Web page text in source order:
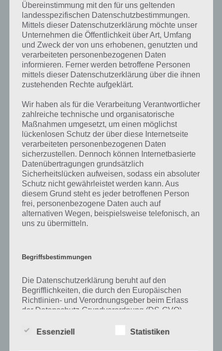
Kurze Begriffserklärung zur Lösung
Kamin
Kamin ist die Lösung für das tägliche Rätsel am 17.12.2020 in 4 Bilder
1 Wort, doch welche Bedeutung hat dieses eigentlich und was gibt es
bestimmten Lösungen präsentieren wir daher auch immer eine
kurze Begriffserklärung!
Zu Kamin haben wir zunächst keine weiteren Informationen parat!
Auf WhatsApp teilen Teilen auf Facebook
Tweet auf Twitter
Mehr Artikel hier auf Touchportal
Übereinstimmung mit den für uns geltenden
landesspezifischen Datenschutzbestimmungen.
Mittels dieser Datenschutzerklärung möchte unser
Unternehmen die Öffentlichkeit über Art, Umfang
und Zweck der von uns erhobenen, genutzten und
verarbeiteten personenbezogenen Daten
informieren. Ferner werden betroffene Personen
mittels dieser Datenschutzerklärung über die ihnen
zustehenden Rechte aufgeklärt.
Wir haben als für die Verarbeitung Verantwortlicher
zahlreiche technische und organisatorische
Maßnahmen umgesetzt, um einen möglichst
lückenlosen Schutz der über diese Internetseite
verarbeiteten personenbezogenen Daten
sicherzustellen. Dennoch können Internetbasierte
Datenübertragungen grundsätzlich
Sicherheitslücken aufweisen, sodass ein absoluter
Schutz nicht gewährleistet werden kann. Aus
diesem Grund steht es jeder betroffenen Person
frei, personenbezogene Daten auch auf
alternativen Wegen, beispielsweise telefonisch, an
uns zu übermitteln.
Begriffsbestimmungen
Die Datenschutzerklärung beruht auf den
Begrifflichkeiten, die durch den Europäischen
Richtlinien- und Verordnungsgeber beim Erlass
der Datenschutz-Grundverordnung (DS-GVO)
soll sowohl für die Öffentlichkeit als auch für
Essenziell Statistiken